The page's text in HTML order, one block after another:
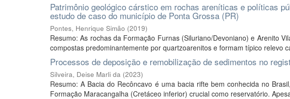
Patrimônio geológico cárstico em rochas areníticas e políticas
estudo de caso do município de Ponta Grossa (PR)
Pontes, Henrique Simão (2019)
Resumo: As rochas da Formação Furnas (Siluriano/Devoniano) e Arenito
compostas predominantemente por quartzoarenitos e formam típico relevo
Processos de deposição e remobilização de sedimentos no
Silveira, Deise Marli da (2023)
Resumo: A Bacia do Recôncavo é uma bacia rifte bem conhecida no
Formação Maracangalha (Cretáceo inferior) crucial como reservatório.